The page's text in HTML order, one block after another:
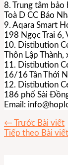
8. Trung tâm bảo
Toà D CC Báo
9. Aqara Smart
198 Ngọc Trai 6,
10. Distibution
Thôn Lập Thành,
11. Distibution
16/16 Tân Thới
12. Distibution
186 phố Sài
Email:
← Trước Bài viết
Tiếp theo Bài viết